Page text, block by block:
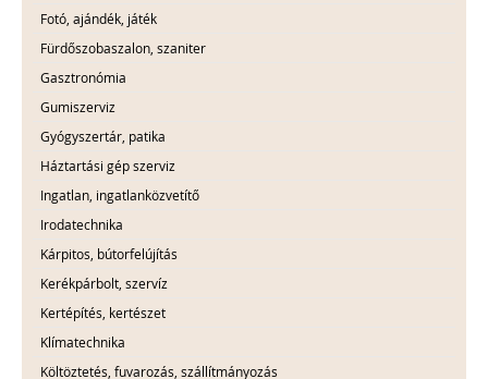
Fotó, ajándék, játék
Fürdőszobaszalon, szaniter
Gasztronómia
Gumiszerviz
Gyógyszertár, patika
Háztartási gép szerviz
Ingatlan, ingatlanközvetítő
Irodatechnika
Kárpitos, bútorfelújítás
Kerékpárbolt, szervíz
Kertépítés, kertészet
Klímatechnika
Költöztetés, fuvarozás, szállítmányozás